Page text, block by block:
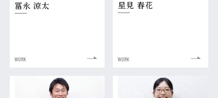
冨永 涼太
WORK
星見 春花
WORK